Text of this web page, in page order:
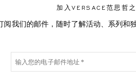
加入VERSACE范思哲
阅我们的邮件，随时了解活动、系列和